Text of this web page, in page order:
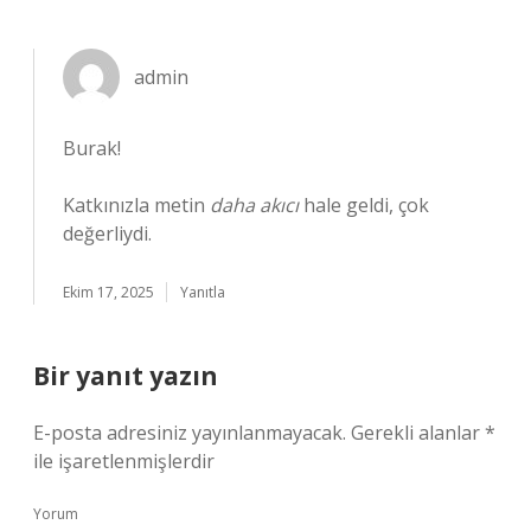
admin
Burak!
Katkınızla metin daha akıcıhale geldi, çok
değerliydi.
Ekim 17, 2025 Yanıtla
Bir yanıt yazın
E-posta adresiniz yayınlanmayacak. Gerekli alanlar*
ile işaretlenmişlerdir
Yorum